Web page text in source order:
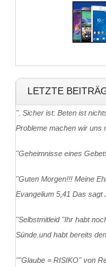
LETZTE
". Sicher ist: Beten ist
Probleme machen wir uns
"Geheimnisse eines
"Guten Morgen!!! Meine
Evangelium 5,41 Das
"Selbstmitleid ''Ihr habt
Sünde.und habt bereits
""Glaube = RISIKO" von